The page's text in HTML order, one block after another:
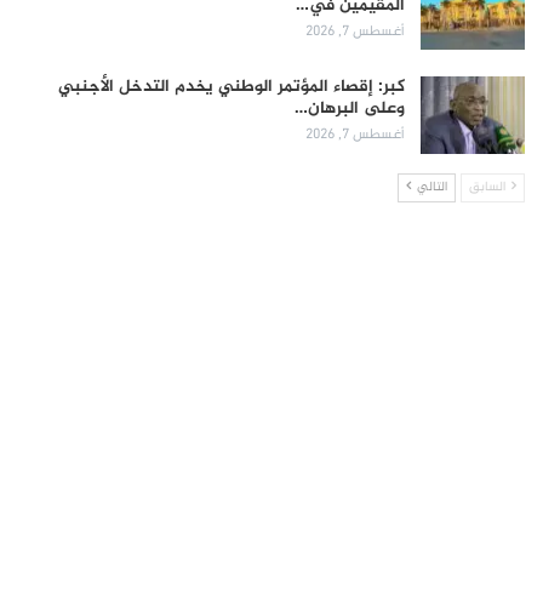
أغسطس 7, 2026
كبر: إقصاء المؤتمر الوطني يخدم التدخل الأجنبي
وعلى البرهان…
أغسطس 7, 2026
السابق التالي